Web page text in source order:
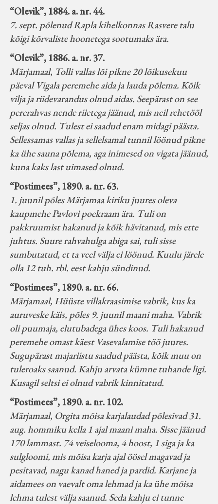
“Olevik”, 1884. a. nr. 44.
7. sept. põlenud Rapla kihelkonnas Rasvere talu
kõigi kõrvaliste hoonetega sootumaks ära.
“Olevik”, 1886. a. nr. 37.
Märjamaal, Tolli vallas lõi pikne 20 lõikusekuu
päeval Vigala peremehe aida ja lauda põlema. Kõik
vilja ja riidevarandus olnud aidas. Seepärast on see
pererahvas nende riietega jäänud, mis neil rehetööl
seljas olnud. Tulest ei saadud enam midagi päästa.
Sellessamas vallas ja sellelsamal tunnil löönud pikne
ka ühe sauna põlema, aga inimesed on vigata jäänud,
kuna kaks last uimased olnud.
“Postimees”, 1890. a. nr. 63.
1. juunil põles Märjamaa kiriku juures oleva
kaupmehe Pavlovi poekraam ära. Tuli on
pakkruumist hakanud ja kõik hävitanud, mis ette
juhtus. Suure rahvahulga abiga sai, tuli sisse
sumbutatud, et ta veel välja ei löönud. Kuulu järele
olla 12 tuh. rbl. eest kahju sündinud.
“Postimees”, 1890. a. nr. 66.
Märjamaal, Hüüste villakraasimise vabrik, kus ka
auruveske käis, põles 9. juunil maani maha. Vabrik
oli puumaja, elutubadega ühes koos. Tuli hakanud
peremehe omast käest Vasevalamise töö juures.
Sugupärast majariistu saadud päästa, kõik muu on
tuleroaks saanud. Kahju arvata kümne tuhande ligi.
Kusagil seltsi ei olnud vabrik kinnitatud.
“Postimees”, 1890. a. nr. 102.
Märjamaal, Orgita mõisa karjalaudad põlesivad 31.
aug. hommiku kella 1 ajal maani maha. Sisse jäänud
170 lammast. 74 veiselooma, 4 hoost, 1 siga ja ka
sulgloomi, mis mõisa karja ajal öösel magavad ja
pesitavad, nagu kanad haned ja pardid. Karjane ja
aidamees on vaevalt oma lehmad ja ka ühe mõisa
lehma tulest välja saanud. Seda kahju ei tunne